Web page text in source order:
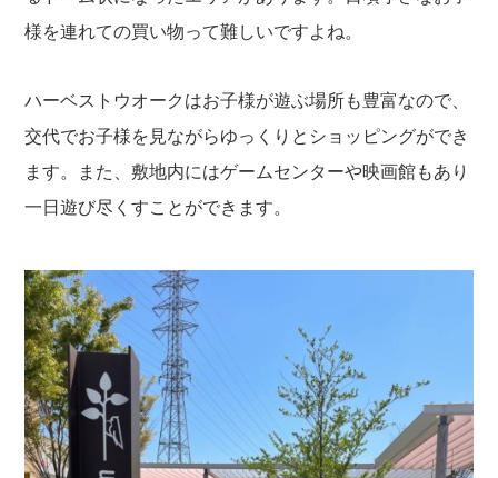
様を連れての買い物って難しいですよね。
ハーベストウオークはお子様が遊ぶ場所も豊富なので、
交代でお子様を見ながらゆっくりとショッピングができ
ます。また、敷地内にはゲームセンターや映画館もあり
一日遊び尽くすことができます。